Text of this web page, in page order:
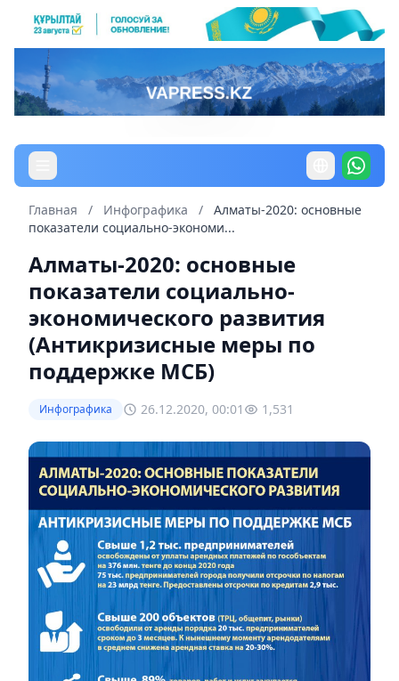
Главная / Инфографика /
Алматы-2020: основные
показатели социально-экономи...
Алматы-2020: основные
показатели социально-
экономического развития
(Антикризисные меры по
поддержке МСБ)
Инфографика 26.12.2020, 00:01 1,531